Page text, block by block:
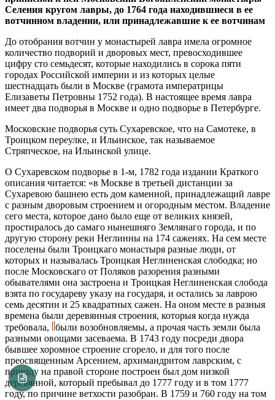
Селения кругом лавры, до 1764 года находившиеся в ее
вотчинном владении, или принадлежавшие к ее вотчинам
До отобрания вотчин у монастырей лавра имела огромное
количество подворий и дворовых мест, превосходившее
цифру сто семьдесят, которые находились в сорока пяти
городах Российской империи и из которых целые
шестнадцать были в Москве (грамота императрицы
Елизаветы Петровны 1752 года). В настоящее время лавра
имеет два подворья в Москве и одно подворье в Петербурге.
Московские подворья суть Сухаревское, что на Самотеке, в
Троицком переулке, и Ильинское, так называемое
Стряпческое, на Ильинской улице.
О Сухаревском подворье в 1-м, 1782 года издании Краткого
описания читается: «в Москве в третьей дистанции за
Сухаревою башнею есть дом каменной, принадлежащий лавре
с разным дворовым строением и огородным местом. Владение
сего места, которое дано было еще от великих князей,
простиралось до самаго нынешняго Землянаго города, и по
другую сторону реки Неглинны на 174 саженях. На сем месте
поселены были Троицкаго монастыря разные люди, от
которых и называлась Троицкая Неглиненская слободка; но
после Московскаго от Поляков разорения разными
обывателями она застроена и Троицкая Неглиненская слобода
взята по государеву указу на государя, и остались за лаврою
семь десятин и 25 квадратных сажен. На оном месте в разныя
времена были деревянныя строения, которыя когда нужда
требовала,
были возобновляемы, а прочая часть земли была
разными овощами засеваема. В 1743 году посреди двора
бывшее хоромное строение сгорело, и для того после
преосвященным Арсением, архимандритом лаврским, с
приезду на правой стороне построен был дом низкой
деревянной, который пребывал до 1777 году и в том 1777
году, по причине ветхости разобран. В 1759 и 760 году на том